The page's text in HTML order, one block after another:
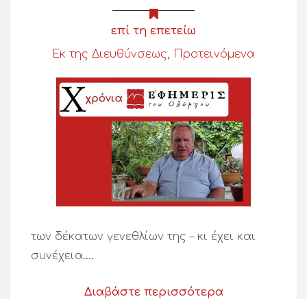
επί τη επετείω
Εκ της Διευθύνσεως, Προτεινόμενα
των δέκατων γενεθλίων της – κι έχει και
συνέχεια….
Διαβάστε περισσότερα